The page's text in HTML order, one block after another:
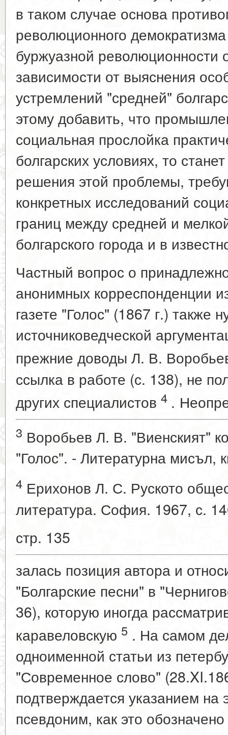
в таком случае основа
революционного
буржуазной революционности
зависимости от выяснения
устремлений "средней"
этому добавить, что
социальная прослойка
болгарских условиях, то
решения этой проблемы,
конкретных исследований
границ между средней и
болгарского города и в
Частный вопрос о
анонимных корреспонденции
газете "Голос" (1867 г.) также
источниковедческой
прежние доводы Л. В.
ссылка в работе (с. 138), не
других специалистов 4 .
3 Воробьев Л. В. "Виенският"
"Голос". - Литературна мисъл,
4 Ерихонов Л. С. Руското
литература. София. 1967, с.
стр. 135
залась позиция автора и
"Болгарские песни" в
36), которую иногда
каравеловскую 5 . На самом
одноименной статьи из
"Современное слово"
подтверждается указанием
псевдоним, как это